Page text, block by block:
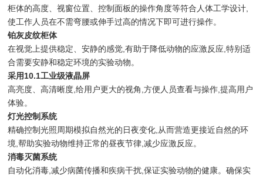
柜体的高度、视窗位置、控制面板的操作角度等符合人体工学设计,
使工作人员在不需弯腰或伸手过高的情况下即可进行操作。
铂灰皮纹柜体
在视觉上提供稳定、安静的感觉,有助于降低动物的应激反应,特别适
合需要安静和稳定环境的实验动物。
采用10.1工业级液晶屏
高亮度、高清晰度,给用户更大的视角,方便人员查看与操作,提高用户
体验。
灯光控制系统
精确控制光照周期模拟自然光的日夜变化,从而营造更接近自然的环
境,帮助实验动物维持正常的昼夜节律,减少应激反应。
消毒灭菌系统
自动化消毒,减少病菌传播和疾病干扰,保证实验动物的健康。确保实